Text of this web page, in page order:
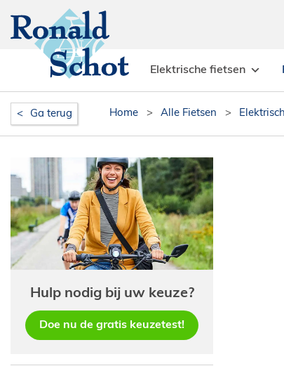
Elektrische fietsen
Ga terug Home > Alle Fietsen >
Hulp nodig bij uw keuze?
Doe nu de gratis keuzetest!